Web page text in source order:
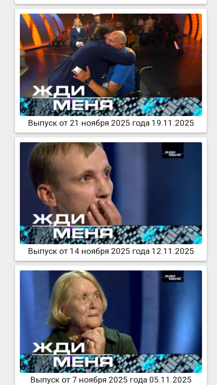
Выпуск от 21 ноября 2025 года 19.11.2025
Выпуск от 14 ноября 2025 года 12.11.2025
Выпуск от 7 ноября 2025 года 05.11.2025